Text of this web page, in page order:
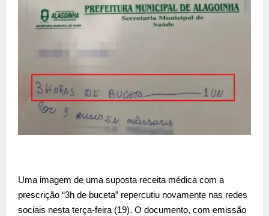
Uma imagem de uma suposta receita médica com a
prescrição “3h de buceta” repercutiu novamente nas redes
sociais nesta terça-feira (19). O documento, com emissão